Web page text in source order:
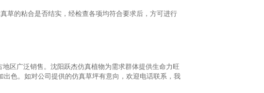
草的粘合是否结实，经检查各项均符合要求后，方可进行
区广泛销售。沈阳跃杰仿真植物为需求群体提供生命力旺
色。如对公司提供的仿真草坪有意向，欢迎电话联系，我